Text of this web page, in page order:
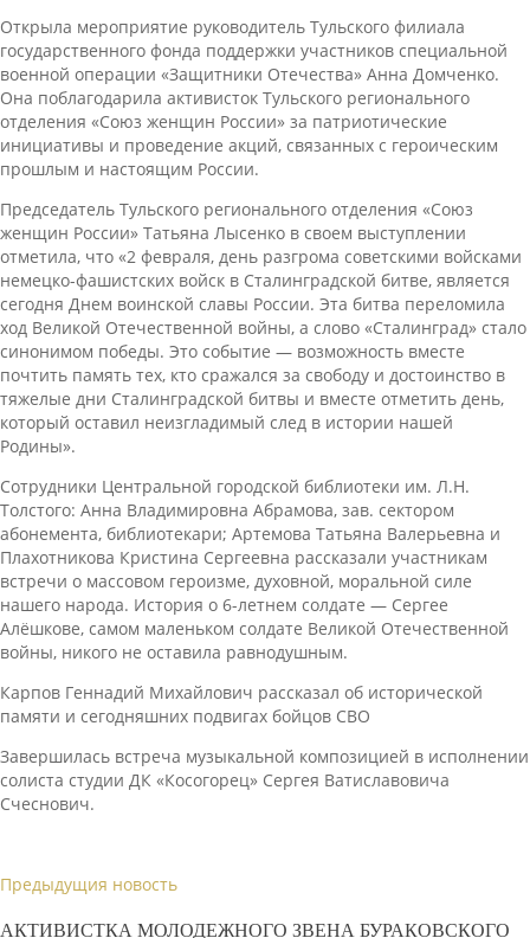
Открыла мероприятие руководитель Тульского филиала
государственного фонда поддержки участников специальной
военной операции «Защитники Отечества» Анна Домченко.
Она поблагодарила активисток Тульского регионального
отделения «Союз женщин России» за патриотические
инициативы и проведение акций, связанных с героическим
прошлым и настоящим России.
Председатель Тульского регионального отделения «Союз
женщин России» Татьяна Лысенко в своем выступлении
отметила, что «2 февраля, день разгрома советскими войсками
немецко-фашистских войск в Сталинградской битве, является
сегодня Днем воинской славы России. Эта битва переломила
ход Великой Отечественной войны, а слово «Сталинград» стало
синонимом победы. Это событие — возможность вместе
почтить память тех, кто сражался за свободу и достоинство в
тяжелые дни Сталинградской битвы и вместе отметить день,
который оставил неизгладимый след в истории нашей
Родины».
Сотрудники Центральной городской библиотеки им. Л.Н.
Толстого: Анна Владимировна Абрамова, зав. сектором
абонемента, библиотекари; Артемова Татьяна Валерьевна и
Плахотникова Кристина Сергеевна рассказали участникам
встречи о массовом героизме, духовной, моральной силе
нашего народа. История о 6-летнем солдате — Сергее
Алёшкове, самом маленьком солдате Великой Отечественной
войны, никого не оставила равнодушным.
Карпов Геннадий Михайлович рассказал об исторической
памяти и сегодняшних подвигах бойцов СВО
Завершилась встреча музыкальной композицией в исполнении
солиста студии ДК «Косогорец» Сергея Ватиславовича
Счеснович.
Предыдущия новость
АКТИВИСТКА МОЛОДЕЖНОГО ЗВЕНА БУРАКОВСКОГО